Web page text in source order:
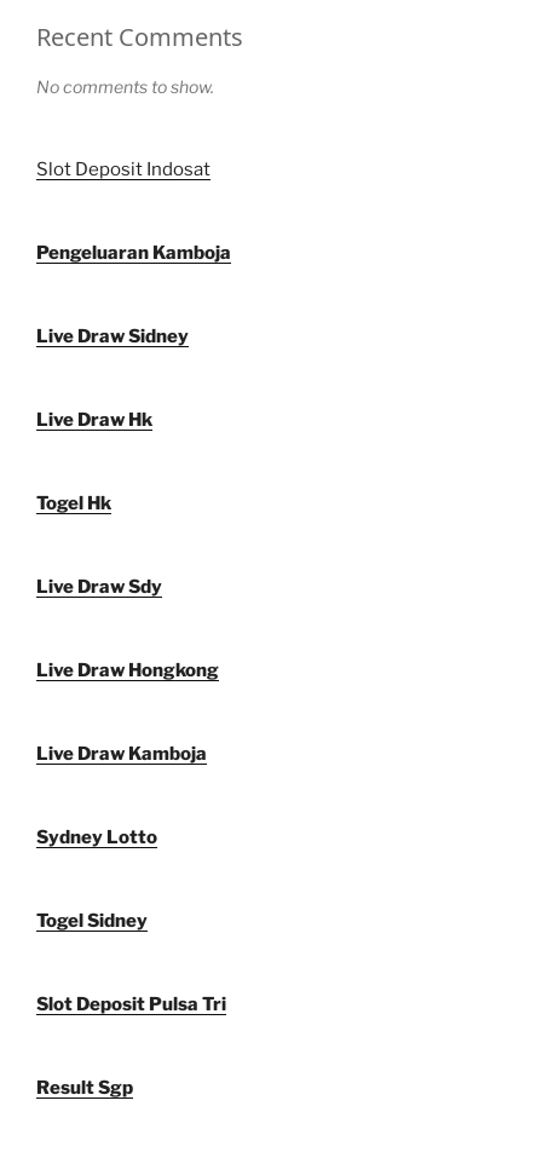
Recent Comments
No comments to show.
Slot Deposit Indosat
Pengeluaran Kamboja
Live Draw Sidney
Live Draw Hk
Togel Hk
Live Draw Sdy
Live Draw Hongkong
Live Draw Kamboja
Sydney Lotto
Togel Sidney
Slot Deposit Pulsa Tri
Result Sgp